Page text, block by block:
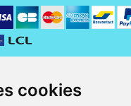
cookies